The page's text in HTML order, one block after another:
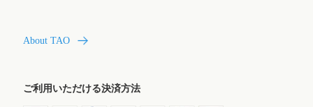
About TAO
ご利用いただける決済方法